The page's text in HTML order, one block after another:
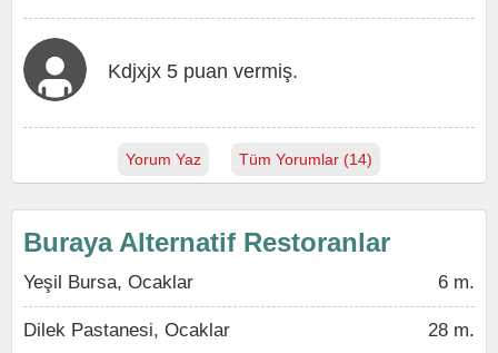
Kdjxjx 5 puan vermiş.
Yorum Yaz Tüm Yorumlar (14)
Buraya Alternatif Restoranlar
Yeşil Bursa, Ocaklar 6 m.
Dilek Pastanesi, Ocaklar 28 m.